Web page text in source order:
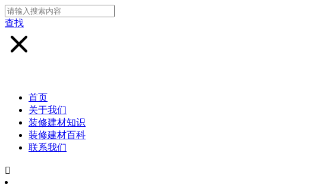
查找
首页
关于我们
装修建材知识
装修建材百科
联系我们
